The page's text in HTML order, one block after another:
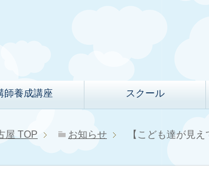
師養成講座 スクール
屋 TOP お知らせ 【こども達が見